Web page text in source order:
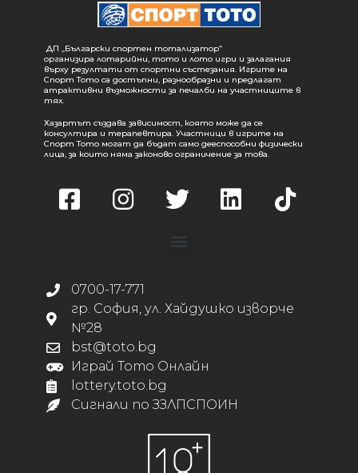
ДП „Български спортен тотализатор“
организира лотарийни, тото и лото игри и залагания
върху резултати от спортни състезания. Игрите на
Спорт Тото са достъпни, разнообразни и предлагат
атрактивни възможности за печалби на участниците в
тях.
Хазартът създава зависимост, която може да се
консултира и терапевтира. Участници в игрите на
Спорт Тото могат да бъдат само дееспособни физически
лица, за които няма законово ограничение за това.
0700-17-771
гр. София, ул. Хайдушко изворче
№28
bst@toto.bg
Играй Тото Онлайн
lottery.toto.bg
Сигнали по ЗЗЛПСПОИН